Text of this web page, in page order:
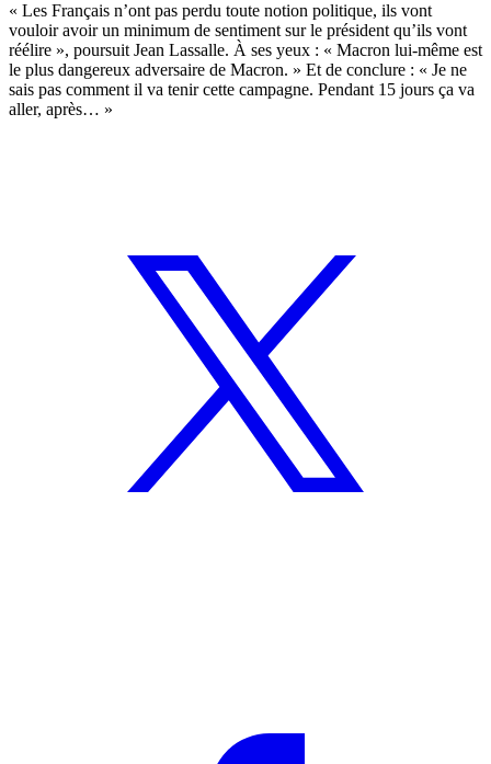
« Les Français n’ont pas perdu toute notion politique, ils vont
vouloir avoir un minimum de sentiment sur le président qu’ils vont
réélire », poursuit Jean Lassalle. À ses yeux : « Macron lui-même est
le plus dangereux adversaire de Macron. » Et de conclure : « Je ne
sais pas comment il va tenir cette campagne. Pendant 15 jours ça va
aller, après… »